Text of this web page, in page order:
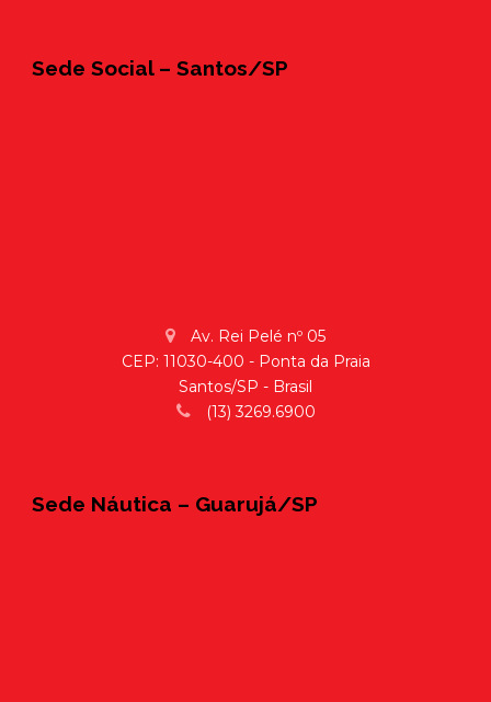
Sede Social – Santos/SP
Av. Rei Pelé nº 05
CEP: 11030-400 - Ponta da Praia
Santos/SP - Brasil
(13) 3269.6900
Sede Náutica – Guarujá/SP